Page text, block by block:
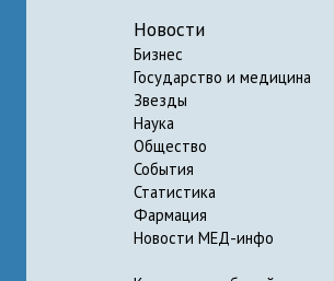
Новости
Бизнес
Государство и медицина
Звезды
Наука
Общество
События
Статистика
Фармация
Новости МЕД-инфо